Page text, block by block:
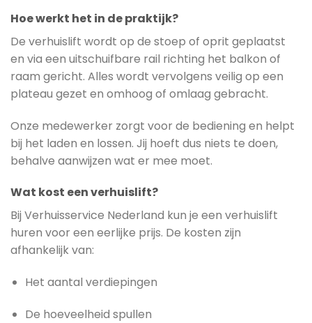
Hoe werkt het in de praktijk?
De verhuislift wordt op de stoep of oprit geplaatst
en via een uitschuifbare rail richting het balkon of
raam gericht. Alles wordt vervolgens veilig op een
plateau gezet en omhoog of omlaag gebracht.
Onze medewerker zorgt voor de bediening en helpt
bij het laden en lossen. Jij hoeft dus niets te doen,
behalve aanwijzen wat er mee moet.
Wat kost een verhuislift?
Bij Verhuisservice Nederland kun je een verhuislift
huren voor een eerlijke prijs. De kosten zijn
afhankelijk van:
Het aantal verdiepingen
De hoeveelheid spullen